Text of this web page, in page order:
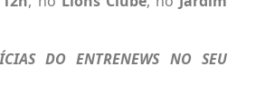
DO ENTRENEWS NO SEU